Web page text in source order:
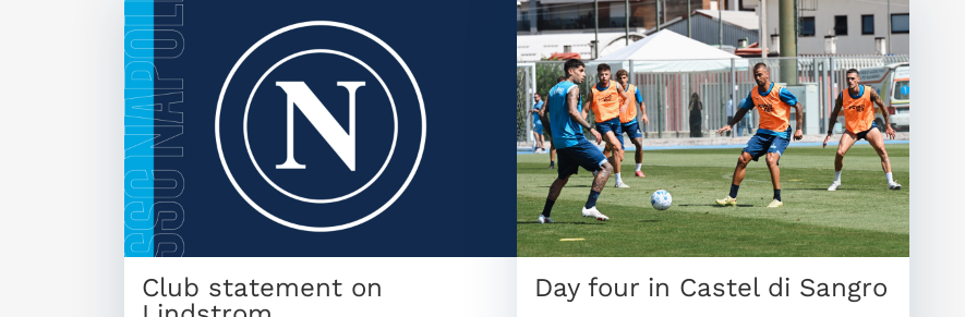
Club statement on
Day four in Castel di Sangro